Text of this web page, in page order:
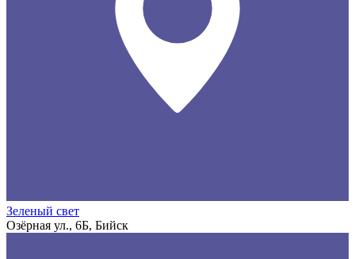
Зеленый свет
Озёрная ул., 6Б, Бийск